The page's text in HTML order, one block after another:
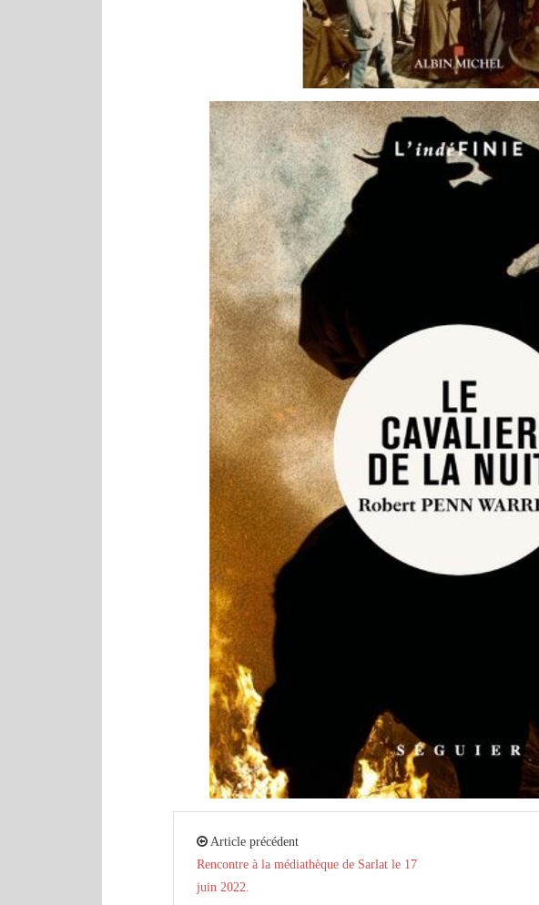
Article précédent
Rencontre à la médiathèque de Sarlat le 17
juin 2022.